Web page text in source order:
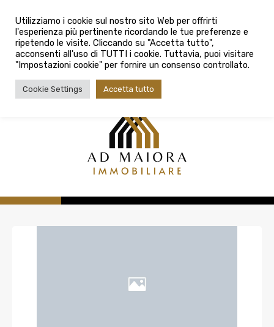
080 3759025
Città
Tipologia contratto
Tipologia contratto
Utilizziamo i cookie sul nostro sito Web per offrirti
l'esperienza più pertinente ricordando le tue preferenze e
ripetendo le visite. Cliccando su "Accetta tutto",
acconsenti all'uso di TUTTI i cookie. Tuttavia, puoi visitare
"Impostazioni cookie" per fornire un consenso controllato.
Cookie Settings Accetta tutto